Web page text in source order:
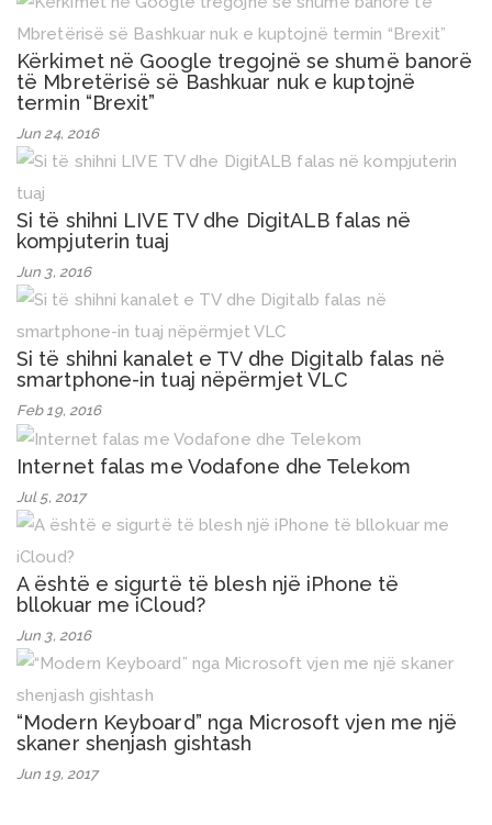
Kërkimet në Google tregojnë se shumë banorë
të Mbretërisë së Bashkuar nuk e kuptojnë
termin “Brexit”
Jun 24, 2016
Si të shihni LIVE TV dhe DigitALB falas në
kompjuterin tuaj
Jun 3, 2016
Si të shihni kanalet e TV dhe Digitalb falas në
smartphone-in tuaj nëpërmjet VLC
Feb 19, 2016
Internet falas me Vodafone dhe Telekom
Jul 5, 2017
A është e sigurtë të blesh një iPhone të
bllokuar me iCloud?
Jun 3, 2016
“Modern Keyboard” nga Microsoft vjen me një
skaner shenjash gishtash
Jun 19, 2017